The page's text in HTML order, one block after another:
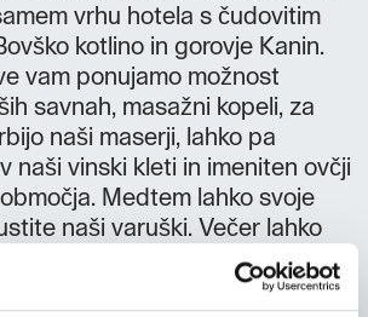
vrhu hotela s čudovitim
kotlino in gorovje Kanin.
vam ponujamo možnost
savnah, masažni kopeli, za
naši maserji, lahko pa
naši vinski kleti in imeniten ovčji
Medtem lahko svoje
naši varuški. Večer lahko
filma v našem mini kinu, po
ali popotnika,